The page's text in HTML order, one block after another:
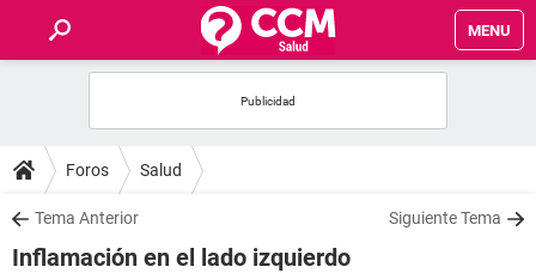
MENU
FOROS
SALUD
Foros Salud
Tema Anterior Siguiente Tema
Inflamación en el lado izquierdo